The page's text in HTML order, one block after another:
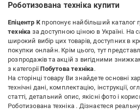
Роботизована техніка купити
Епіцентр Кпропонує найбільший каталог
техніка за доступною ціною в Україні. На
широкий вибір цих товарів, доступних в
покупки онлайн. Крім цього, тут
розпродажів та акцій з вигідними
з категоріїПобутова техніка.
На сторінці товару Ви знайдете основні
технічні дані, комплектацію, інструкції,
статті, детальний опис, якісні фото і
Роботизована техніка . Дізнаєтеся